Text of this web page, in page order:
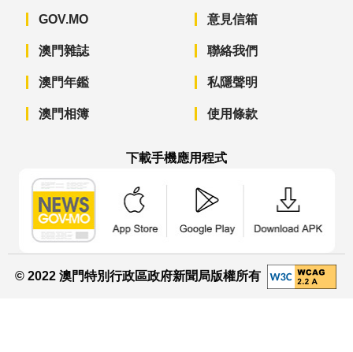
GOV.MO
澳門雜誌
澳門年鑑
澳門相簿
意見信箱
聯絡我們
私隱聲明
使用條款
下載手機應用程式
© 2022 澳門特別行政區政府新聞局版權所有